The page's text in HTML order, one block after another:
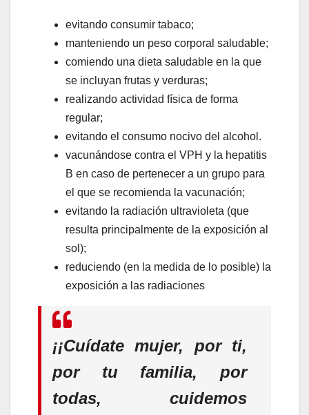
evitando consumir tabaco;
manteniendo un peso corporal saludable;
comiendo una dieta saludable en la que
se incluyan frutas y verduras;
realizando actividad física de forma
regular;
evitando el consumo nocivo del alcohol.
vacunándose contra el VPH y la hepatitis
B en caso de pertenecer a un grupo para
el que se recomienda la vacunación;
evitando la radiación ultravioleta (que
resulta principalmente de la exposición al
sol);
reduciendo (en la medida de lo posible) la
exposición a las radiaciones
¡¡Cuídate mujer, por ti,
por tu familia, por
todas, cuidemos